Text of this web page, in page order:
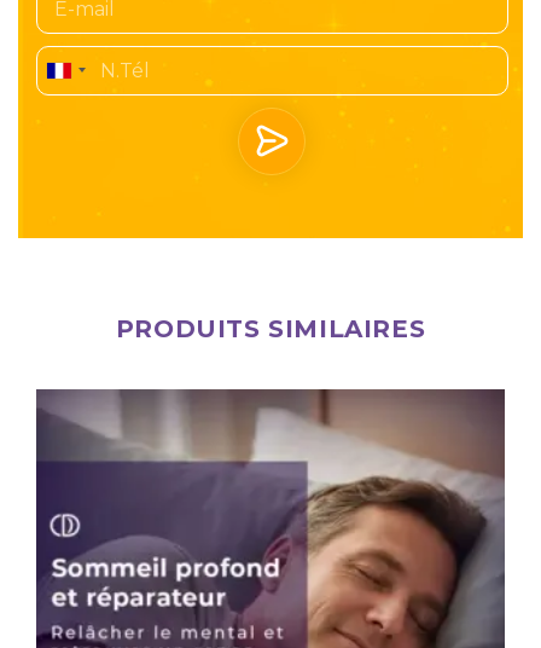
France
PRODUITS SIMILAIRES